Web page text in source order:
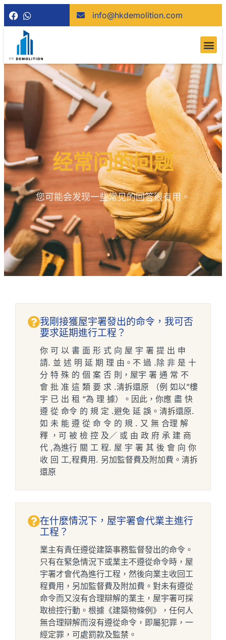
info@hkdemolition.com
经常问的问题
您可能会发现一些常见的回答很有用。
我剛接獲屋宇署發出的命令，我可否
要求延期進行工程？
你 可 以 書 面 形 式 向 屋 宇 署 提 出 申
請. 並 述 明 延 期 理 由。不 過 .除 非 是 十
分 特 殊 的 個 案 否 則，屋宇 署 通 常 不
會 批 准 這 類 要 求 .清拆還原 （例 如以”樓
宇 已 出 租 “為 理 據）。因此，你應 盡 快
遵 從 命令 的 規 定 .避免 延 誤。清拆還原.
如 未 能 遵 從 命 令 的 規 . 又 無 合理 解
釋 ，可 被 檢 控 及／ 或 由 政 府 承 建 商
代 ,為進行 關 工 程. 屋 宇 署 其 後 會 向 你
收 回 工,程費用. 另加監督費及附加費。清拆
還原
在什麼情況下，屋宇署會代業主進行
工程？
業主有責任遵從建築事務監督發出的命令。
只有在緊急情況下或業主不遵從命令時，屋
宇署才會代為進行工程，然後向業主收回工
程費用，另加監督費及附加費。對未有遵從
命令而又沒有合理辯解的業主，屋宇署可採
取檢控行動。根據《建築物條例》，任何人
無合理辯解而沒有遵從命令，即屬犯罪，一
經定罪，可處罰款及監禁。